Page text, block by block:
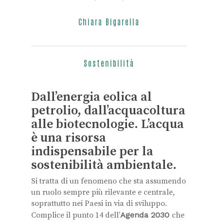
Chiara Bigarella
Sostenibilità
Dall’energia eolica al
petrolio, dall’acquacoltura
alle biotecnologie. L’acqua
è una risorsa
indispensabile per la
sostenibilità ambientale.
Si tratta di un fenomeno che sta assumendo
un ruolo sempre più rilevante e centrale,
soprattutto nei Paesi in via di sviluppo.
Complice il punto 14 dell’Agenda 2030 che